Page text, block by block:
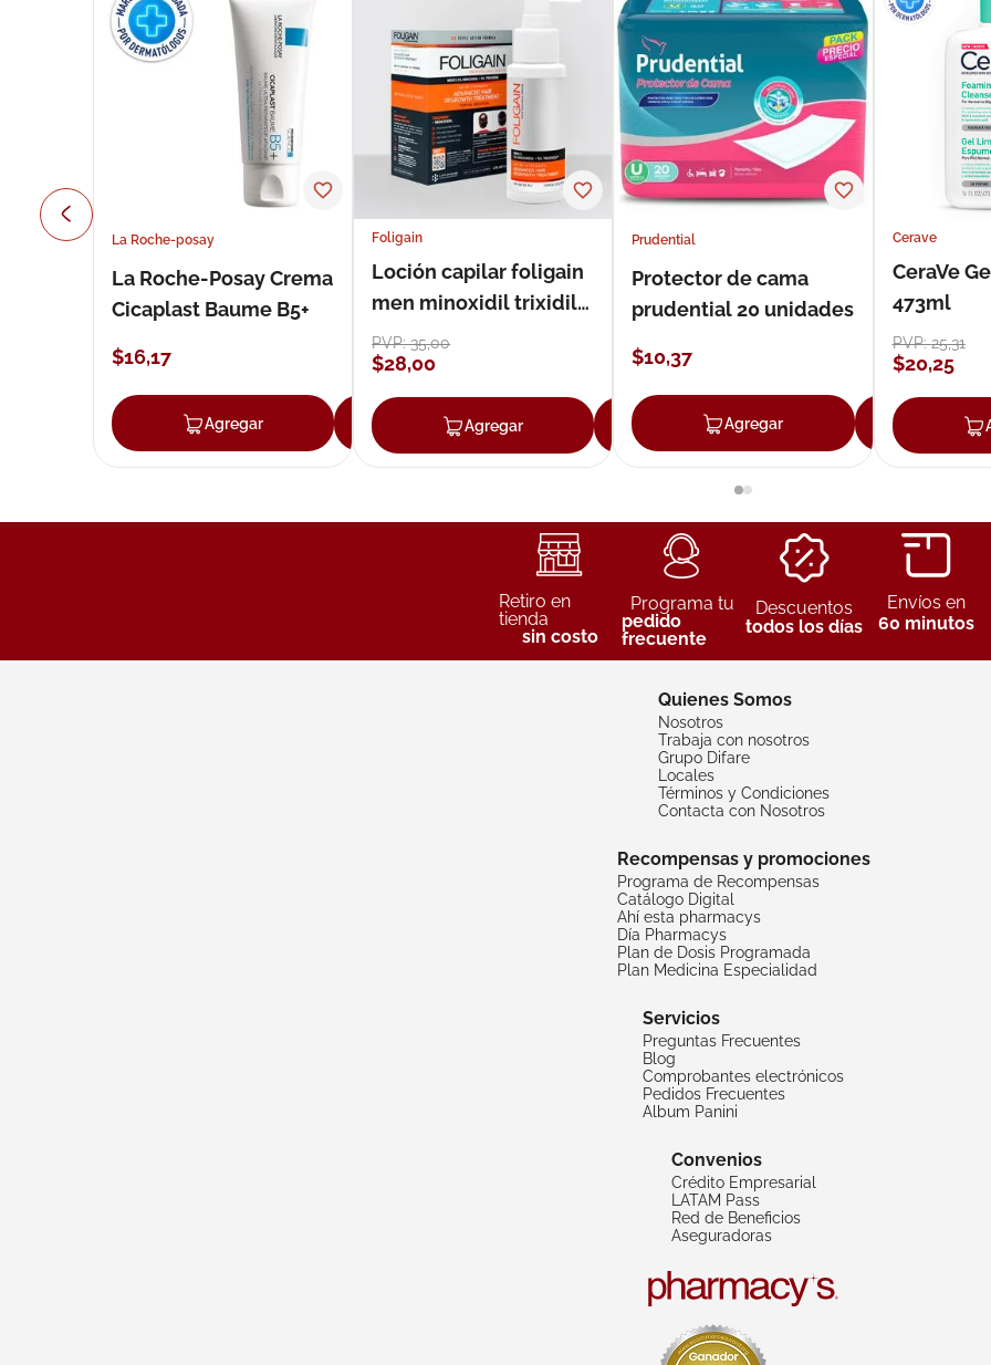
La Roche-posay
La Roche-Posay Crema
Cicaplast Baume B5+
$16,17
Agregar Agregar
Foligain
Loción capilar foligain
men minoxidil trixidil
loción 59 ml
PVP:35,00
$28,00
Agregar Agregar
Prudential
Protector de cama
prudential 20 unidades
$10,37
Agregar
Cerave
CeraVe
473ml
PVP:25,31
$20,25
Retiro en
tienda
sin costo
Programa tu
pedido
frecuente
Descuentos
todos los días
Envíos en
60 minutos
Quienes Somos
Nosotros
Trabaja con nosotros
Grupo Difare
Locales
Términos y Condiciones
Contacta con Nosotros
Recompensas y promociones
Programa de Recompensas
Catálogo Digital
Ahí esta pharmacys
Día Pharmacys
Plan de Dosis Programada
Plan Medicina Especialidad
Servicios
Preguntas Frecuentes
Blog
Comprobantes electrónicos
Pedidos Frecuentes
Album Panini
Convenios
Crédito Empresarial
LATAM Pass
Red de Beneficios
Aseguradoras